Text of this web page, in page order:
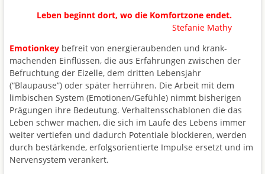
Leben beginnt dort, wo die Komfortzone endet.
Stefanie Mathy
Emotionkey befreit von energieraubenden und krank-
machenden Einflüssen, die aus Erfahrungen zwischen der
Befruchtung der Eizelle, dem dritten Lebensjahr
(“Blaupause”) oder später herrühren. Die Arbeit mit dem
limbischen System (Emotionen/Gefühle) nimmt bisherigen
Prägungen ihre Bedeutung. Verhaltensschablonen die das
Leben schwer machen, die sich im Laufe des Lebens immer
weiter vertiefen und dadurch Potentiale blockieren, werden
durch bestärkende, erfolgsorientierte Impulse ersetzt und im
Nervensystem verankert.